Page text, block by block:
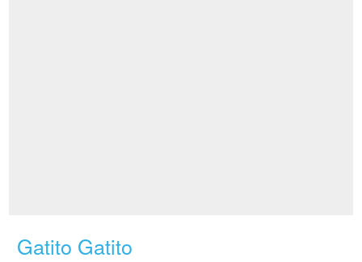
Gatito Gatito